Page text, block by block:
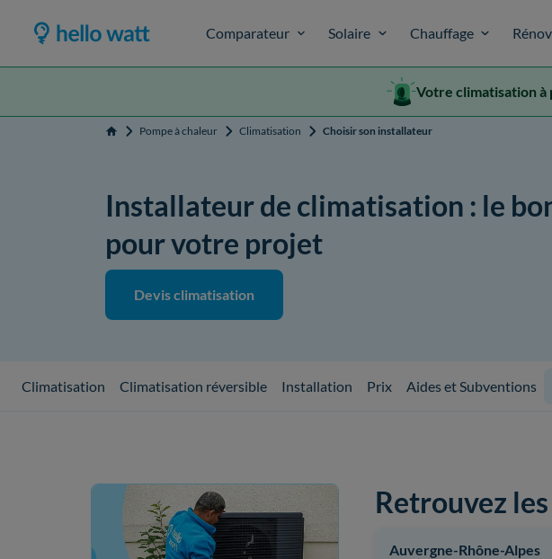
Comparateur Solaire Chauffage
Votre climatisation à
Accueil Pompe à chaleur Climatisation Choisir son installateur
Installateur de climatisation : le
pour votre projet
Devis climatisation
Climatisation Climatisation réversible Installation Prix Aides et Subventions
Retrouvez
Auvergne-Rhône-Alpes